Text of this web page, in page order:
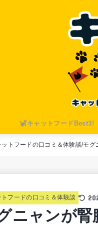
キャットフードBest3!
ットフードの口コミ＆体験談 モグ
トフードの口コミ＆体験談
ニャンが